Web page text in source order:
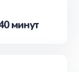
минут